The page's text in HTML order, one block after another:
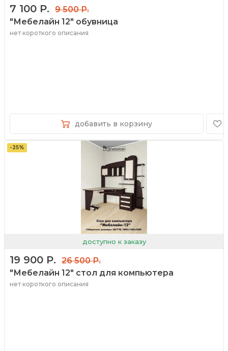
7 100 Р.
9 500 Р.
"Мебелайн 12" обувница
нет короткого описания
добавить в корзину
доступно к заказу
-25%
19 900 Р.
26 500 Р.
"Мебелайн 12" стол для компьютера
нет короткого описания